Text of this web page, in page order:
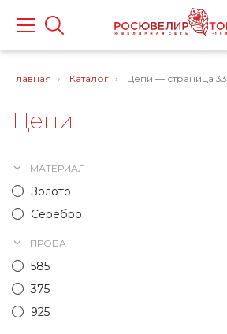
Главная Каталог Цепи — страница 33
Цепи
МАТЕРИАЛ
Золото
Серебро
ПРОБА
585
375
925